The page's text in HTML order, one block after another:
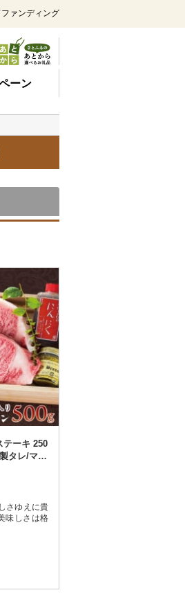
ァンディング
ーン
テーキ 250
タレ/マス
ジマ】
さゆえに貴
味しさは格